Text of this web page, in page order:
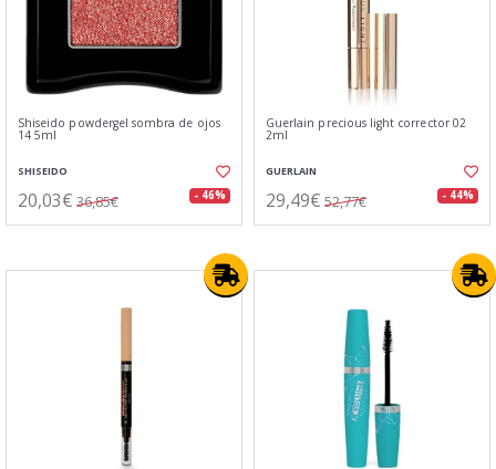
Shiseido powdergel sombra de ojos
14 5ml
SHISEIDO
20,03€ 36,85€ - 46%
Guerlain precious light corrector 02
2ml
GUERLAIN
29,49€ 52,77€ - 44%